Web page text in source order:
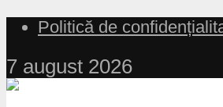
Politică de
7 august 2026